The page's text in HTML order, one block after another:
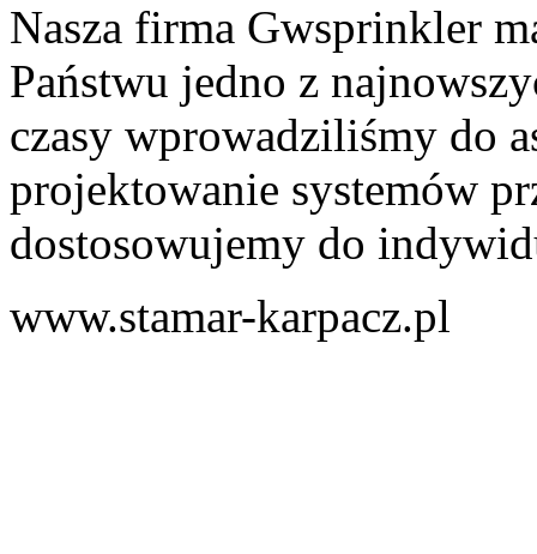
Nasza firma Gwsprinkler
Państwu jedno z
czasy wprowadziliśmy do
projektowanie systemów
dostosowujemy do
www.stamar-karpacz.pl